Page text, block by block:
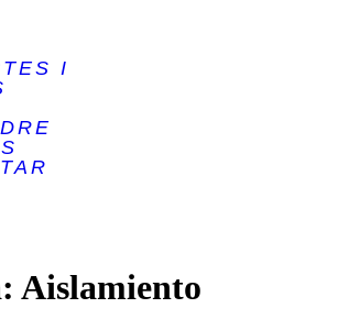
I
Aislamiento